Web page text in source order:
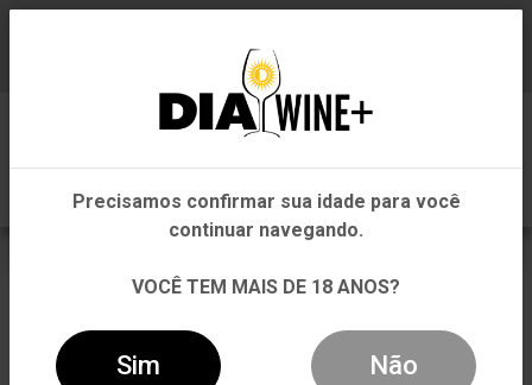
VINHO BENI DI BATASIOLO DOLCETTO D'ALBA D.O.C
Em que Estado você está?
Pernambuco
Outros Estados
Precisamos confirmar sua idade para você
continuar navegando.
VOCÊ TEM MAIS DE 18 ANOS?
Sim Não